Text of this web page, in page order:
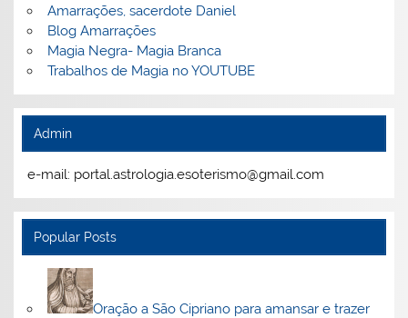
Amarrações, sacerdote Daniel
Blog Amarrações
Magia Negra- Magia Branca
Trabalhos de Magia no YOUTUBE
Admin
e-mail: portal.astrologia.esoterismo@gmail.com
Popular Posts
Oração a São Cipriano para amansar e trazer